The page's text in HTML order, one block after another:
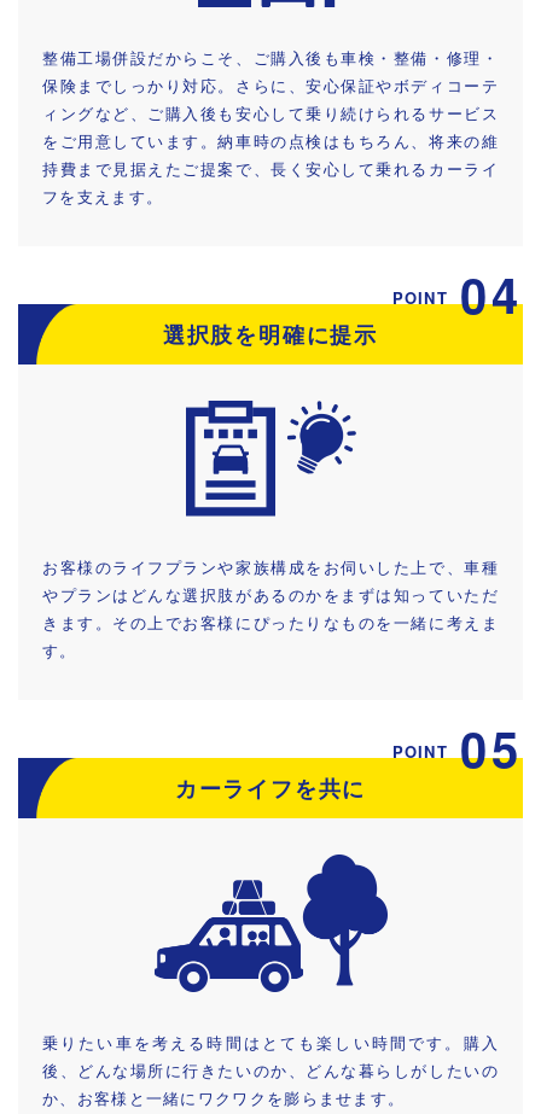
整備工場併設だからこそ、ご購入後も車検・整備・修理・
保険までしっかり対応。さらに、安心保証やボディコーテ
ィングなど、ご購入後も安心して乗り続けられるサービス
をご用意しています。納車時の点検はもちろん、将来の維
持費まで見据えたご提案で、長く安心して乗れるカーライ
フを支えます。
POINT 04
選択肢を明確に提示
お客様のライフプランや家族構成をお伺いした上で、車種
やプランはどんな選択肢があるのかをまずは知っていただ
きます。その上でお客様にぴったりなものを一緒に考えま
す。
POINT 05
カーライフを共に
乗りたい車を考える時間はとても楽しい時間です。購入
後、どんな場所に行きたいのか、どんな暮らしがしたいの
か、お客様と一緒にワクワクを膨らませます。